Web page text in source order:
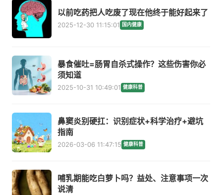
以前吃药把人吃废了现在他终于能好起来了
2025-12-30 11:15:01 国内健康
暴食催吐=肠胃自杀式操作？这些伤害你必
须知道
2025-10-31 10:49:01 健康科普
鼻窦炎别硬扛：识别症状+科学治疗+避坑
指南
2026-03-06 11:47:15 健康科普
哺乳期能吃白萝卜吗？益处、注意事项一次
说清